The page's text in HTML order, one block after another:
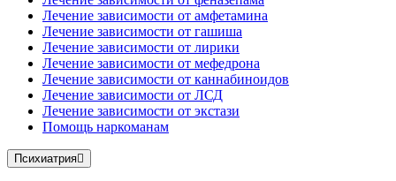
Лечение зависимости от амфетамина
Лечение зависимости от гашиша
Лечение зависимости от лирики
Лечение зависимости от мефедрона
Лечение зависимости от каннабиноидов
Лечение зависимости от ЛСД
Лечение зависимости от экстази
Помощь наркоманам
Психиатрия